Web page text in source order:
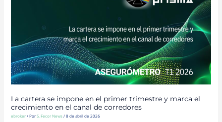
La cartera se impone en el primer trimestre y marca el
crecimiento en el canal de corredores
ebroker/ PorS. Fecor News/8 de abril de 2026
TRIMESTRE
MARCA
EL
CRECIMIENTO
EN
EL
CANAL
DE
CORREDORES